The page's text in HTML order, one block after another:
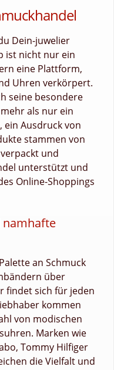
Dein-juwelier
ist nicht nur ein
eine Plattform,
Uhren verkörpert.
seine besondere
als nur ein
ein Ausdruck von
stammen von
und
unterstützt und
Online-Shoppings
namhafte
an Schmuck
über
findet sich für jeden
kommen
von modischen
Marken wie
Tommy Hilfiger
die Vielfalt und